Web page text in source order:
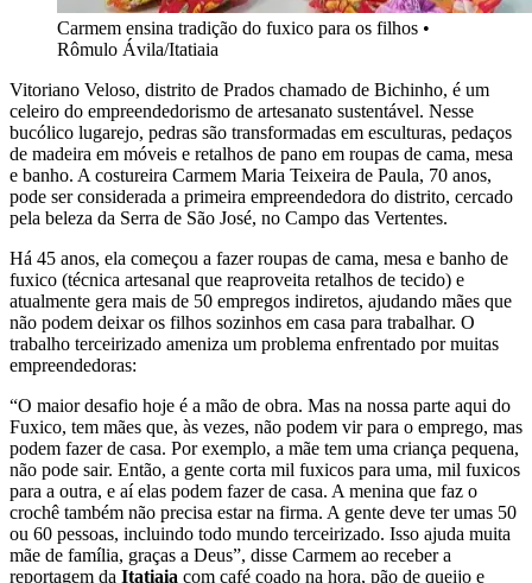
Carmem ensina tradição do fuxico para os filhos •
Rômulo Ávila/Itatiaia
Vitoriano Veloso, distrito de Prados chamado de Bichinho, é um
celeiro do empreendedorismo de artesanato sustentável. Nesse
bucólico lugarejo, pedras são transformadas em esculturas, pedaços
de madeira em móveis e retalhos de pano em roupas de cama, mesa
e banho. A costureira Carmem Maria Teixeira de Paula, 70 anos,
pode ser considerada a primeira empreendedora do distrito, cercado
pela beleza da Serra de São José, no Campo das Vertentes.
Há 45 anos, ela começou a fazer roupas de cama, mesa e banho de
fuxico (técnica artesanal que reaproveita retalhos de tecido) e
atualmente gera mais de 50 empregos indiretos, ajudando mães que
não podem deixar os filhos sozinhos em casa para trabalhar. O
trabalho terceirizado ameniza um problema enfrentado por muitas
empreendedoras:
“O maior desafio hoje é a mão de obra. Mas na nossa parte aqui do
Fuxico, tem mães que, às vezes, não podem vir para o emprego, mas
podem fazer de casa. Por exemplo, a mãe tem uma criança pequena,
não pode sair. Então, a gente corta mil fuxicos para uma, mil fuxicos
para a outra, e aí elas podem fazer de casa. A menina que faz o
crochê também não precisa estar na firma. A gente deve ter umas 50
ou 60 pessoas, incluindo todo mundo terceirizado. Isso ajuda muita
mãe de família, graças a Deus”, disse Carmem ao receber a
reportagem da Itatiaia com café coado na hora, pão de queijo e